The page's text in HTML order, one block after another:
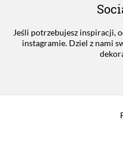
Jeśli potrzebujesz inspiracji,
instagramie. Dziel z nami